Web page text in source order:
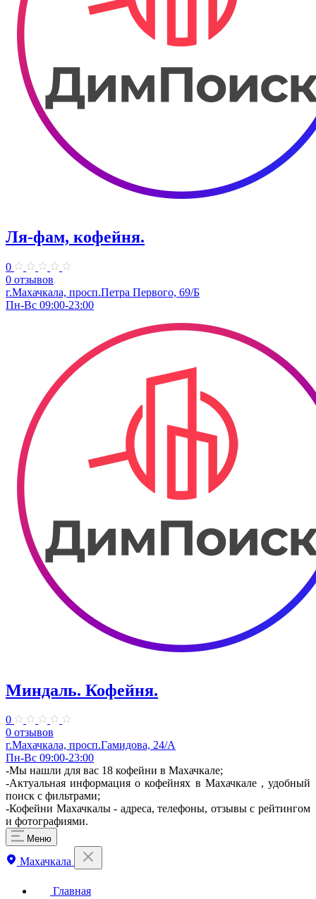
Ля-фам, кофейня.
0
0 отзывов
г.Махачкала, просп.Петра Первого, 69/Б
Пн-Вс 09:00-23:00
Миндаль. Кофейня.
0
0 отзывов
г.Махачкала, просп.Гамидова, 24/А
Пн-Вс 09:00-23:00
-Мы нашли для вас 18 кофейни в Махачкале;
-Актуальная информация о кофейнях в Махачкале , удобный
поиск с фильтрами;
-Кофейни Махачкалы - адреса, телефоны, отзывы с рейтингом
и фотографиями.
Меню
Махачкала
Главная